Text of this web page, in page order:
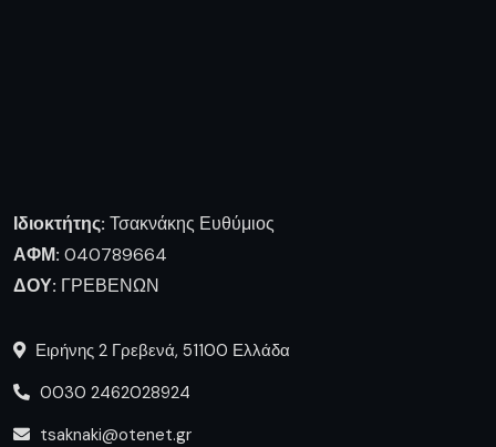
Ιδιοκτήτης: Τσακνάκης Ευθύμιος
ΑΦΜ: 040789664
ΔΟΥ: ΓΡΕΒΕΝΩΝ
Ειρήνης 2 Γρεβενά, 51100 Ελλάδα
0030 2462028924
tsaknaki@otenet.gr